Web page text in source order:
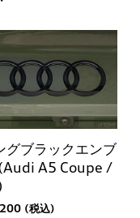
グブラックエンブ
A5 Coupe /
(税込)